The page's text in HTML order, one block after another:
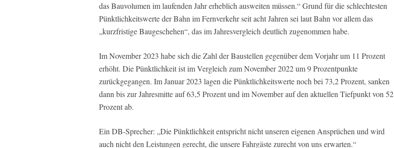
das Bauvolumen im laufenden Jahr erheblich ausweiten müssen.“ Grund für die schlechtesten
Pünktlichkeitswerte der Bahn im Fernverkehr seit acht Jahren sei laut Bahn vor allem das
„kurzfristige Baugeschehen“, das im Jahresvergleich deutlich zugenommen habe.
Im November 2023 habe sich die Zahl der Baustellen gegenüber dem Vorjahr um 11 Prozent
erhöht. Die Pünktlichkeit ist im Vergleich zum November 2022 um 9 Prozentpunkte
zurückgegangen. Im Januar 2023 lagen die Pünktlichkeitswerte noch bei 73,2 Prozent, sanken
dann bis zur Jahresmitte auf 63,5 Prozent und im November auf den aktuellen Tiefpunkt von 52
Prozent ab.
Ein DB-Sprecher: „Die Pünktlichkeit entspricht nicht unseren eigenen Ansprüchen und wird
auch nicht den Leistungen gerecht, die unsere Fahrgäste zurecht von uns erwarten.“